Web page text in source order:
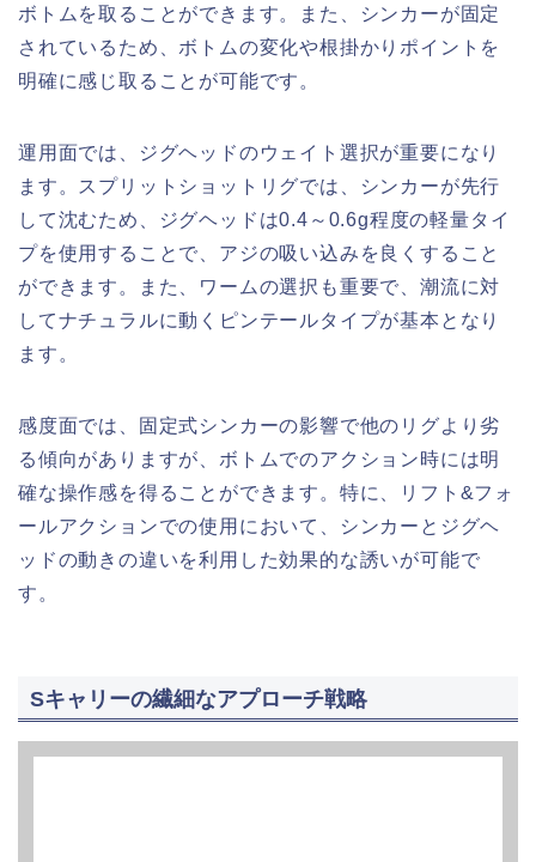
ボトムを取ることができます。また、シンカーが固定
されているため、ボトムの変化や根掛かりポイントを
明確に感じ取ることが可能です。
運用面では、ジグヘッドのウェイト選択が重要になり
ます。スプリットショットリグでは、シンカーが先行
して沈むため、ジグヘッドは0.4～0.6g程度の軽量タイ
プを使用することで、アジの吸い込みを良くすること
ができます。また、ワームの選択も重要で、潮流に対
してナチュラルに動くピンテールタイプが基本となり
ます。
感度面では、固定式シンカーの影響で他のリグより劣
る傾向がありますが、ボトムでのアクション時には明
確な操作感を得ることができます。特に、リフト&フォ
ールアクションでの使用において、シンカーとジグヘ
ッドの動きの違いを利用した効果的な誘いが可能で
す。
Sキャリーの繊細なアプローチ戦略